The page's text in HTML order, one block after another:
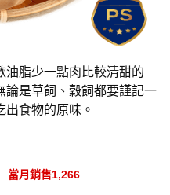
油脂少一點肉比較清甜的
論是草飼、穀飼都要謹記一
食物的原味。
當月銷售1,266